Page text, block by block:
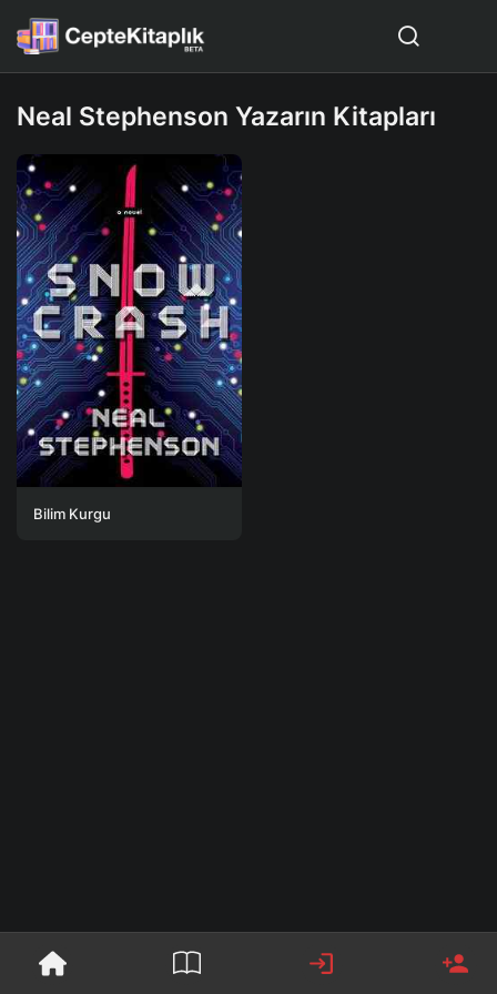
Neal Stephenson Yazarın Kitapları
Bilim Kurgu